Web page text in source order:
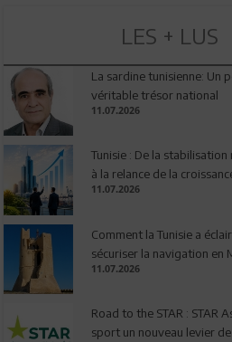
LES + LUS
La sardine tunisienne: Un
véritable trésor national
11.07.2026
Tunisie : De la
à la relance de la
11.07.2026
Comment la Tunisie a
sécuriser la navigation en
11.07.2026
Road to the STAR : STAR
sport un nouveau levier